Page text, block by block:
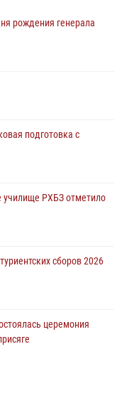
рождения генерала
подготовка с
училище РХБЗ отметило
сборов 2026
церемония